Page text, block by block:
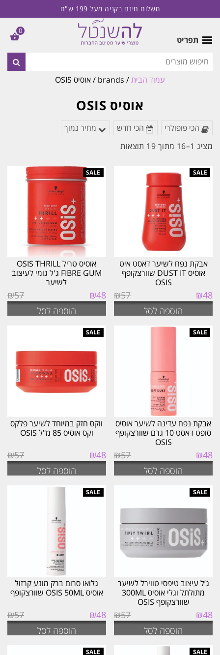
משלוח חינם בקניה מעל 199 ש"ח
תפריט
עמוד הבית/ brands / אוסיס OSIS
אוסיס OSIS
הכי פופולרי הכי חדש
מחיר נמוך
מציג 1–16 מתוך 19 תוצאות
ממוין
הפריט
אבקת נפח לשיער דאסט איט
אוסיס DUST IT שוורצקופף
OSIS
₪57
המחיר
המקורי
₪48
הנוכחי
הוספה לסל
אוסיס טריל OSIS THRILL
FIBRE GUM ג'ל גומי לעיצוב
לשיער
₪57
המחיר
המקורי
₪48
הנוכחי
הוספה לסל
אבקת נפח עדינה לשיער אוסיס
סופט דאסט 10 גרם שוורצקופף
OSIS
₪57
המחיר
המקורי
₪48
הנוכחי
הוספה לסל
ווקס חזק במיוחד לשיער פלקס
וקס אוסיס 85 מ"ל OSIS
₪57
המחיר
המקורי
₪48
הנוכחי
הוספה לסל
ג’ל עיצוב טיפסי טווירל לשיער
מתולתל וגלי אוסיס 300ML
שוורצקופף OSIS
₪57
המחיר
המקורי
₪48
הנוכחי
הוספה לסל
גלואו סרום ברק מונע קרזול
אוסיס OSIS 50ML שוורצקופף
₪57
המחיר
המקורי
₪48
הנוכחי
הוספה לסל
0